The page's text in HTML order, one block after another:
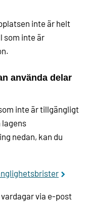
inte är helt
som inte är
använda delar
inte är tillgängligt
lagens
nedan, kan du
via e-post